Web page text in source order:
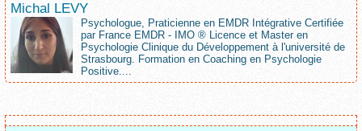
Michal LEVY
Psychologue, Praticienne en EMDR Intégrative Certifiée
par France EMDR - IMO ® Licence et Master en
Psychologie Clinique du Développement à l'université de
Strasbourg. Formation en Coaching en Psychologie
Positive....